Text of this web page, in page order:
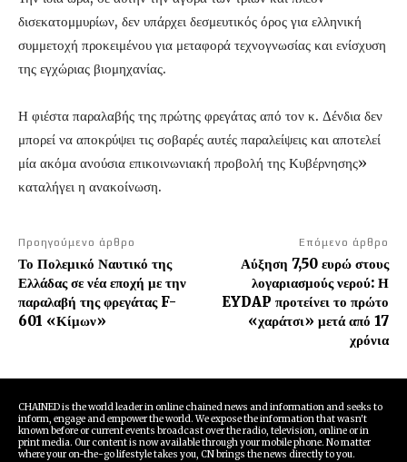
δισεκατομμυρίων, δεν υπάρχει δεσμευτικός όρος για ελληνική
συμμετοχή προκειμένου για μεταφορά τεχνογνωσίας και ενίσχυση
της εγχώριας βιομηχανίας.
Η φιέστα παραλαβής της πρώτης φρεγάτας από τον κ. Δένδια δεν
μπορεί να αποκρύψει τις σοβαρές αυτές παραλείψεις και αποτελεί
μία ακόμα ανούσια επικοινωνιακή προβολή της Κυβέρνησης»
καταλήγει η ανακοίνωση.
Προηγούμενο άρθρο
Το Πολεμικό Ναυτικό της
Ελλάδας σε νέα εποχή με την
παραλαβή της φρεγάτας F-
601 «Κίμων»
Επόμενο άρθρο
Αύξηση 7,50 ευρώ στους
λογαριασμούς νερού: Η
EYDAP προτείνει το πρώτο
«χαράτσι» μετά από 17
χρόνια
CHAINED is the world leader in online chained news and information and seeks to
inform, engage and empower the world. We expose the information that wasn't
known before or current events broadcast over the radio, television, online or in
print media. Our content is now available through your mobile phone. No matter
where your on-the-go lifestyle takes you, CN brings the news directly to you.